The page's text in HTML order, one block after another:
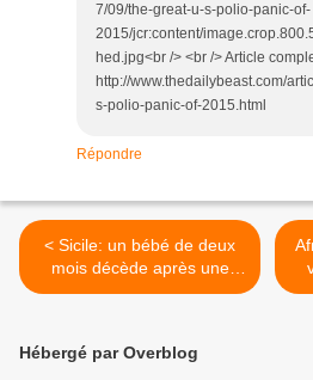
7/09/the-great-u-s-polio-panic-of-
2015/jcr:content/
hed.jpg<br /> <br /> Article
http://www.thedailybeast.com/
s-polio-panic-of-2015.html
Répondre
< Sicile: un bébé de deux
mois décède après une
vaccination obligatoire
Hébergé par Overblog